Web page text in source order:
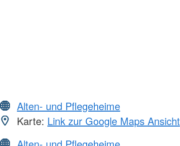
Alten- und Pflegeheime
Karte: Link zur Google Maps Ansicht